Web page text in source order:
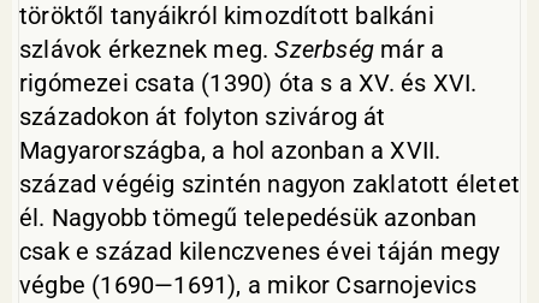
töröktől tanyáikról kimozdított balkáni
szlávok érkeznek meg.Szerbség már a
rigómezei csata (1390) óta s a XV. és XVI.
századokon át folyton szivárog át
Magyarországba, a hol azonban a XVII.
század végéig szintén nagyon zaklatott életet
él. Nagyobb tömegű telepedésük azonban
csak e század kilenczvenes évei táján megy
végbe (1690—1691), a mikor Csarnojevics